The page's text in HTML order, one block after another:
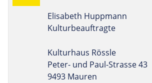
Elisabeth Huppmann
Kulturbeauftragte
Kulturhaus Rössle
Peter- und Paul-Strasse 43
9493 Mauren